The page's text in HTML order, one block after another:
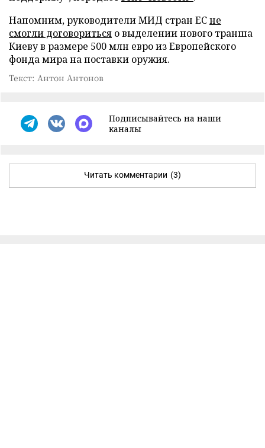
Напомним, руководители МИД стран ЕСне
смогли договориться о выделении нового транша
Киеву в размере 500 млн евро из Европейского
фонда мира на поставки оружия.
Текст: Антон Антонов
Подписывайтесь на наши
каналы
Читать комментарии (3)